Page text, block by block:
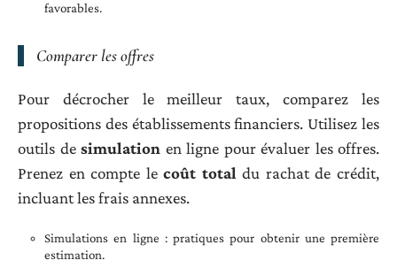
favorables.
Comparer les offres
Pour décrocher le meilleur taux, comparez les
propositions des établissements financiers. Utilisez les
outils de simulation en ligne pour évaluer les offres.
Prenez en compte lecoût total du rachat de crédit,
incluant les frais annexes.
Simulations en ligne : pratiques pour obtenir une première
estimation.